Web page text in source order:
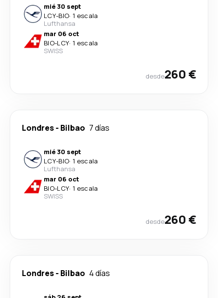
mié 30 sept
LCY-BIO· 1 escala
Lufthansa
mar 06 oct
BIO-LCY· 1 escala
SWISS
desde260 €
Londres- Bilbao 7 días
mié 30 sept
LCY-BIO· 1 escala
Lufthansa
mar 06 oct
BIO-LCY· 1 escala
SWISS
desde260 €
Londres- Bilbao 4 días